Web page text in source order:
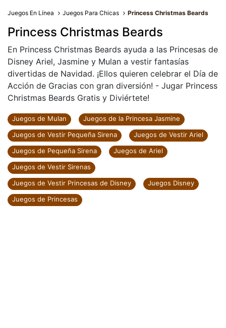
Juegos En Línea Juegos Para Chicas Princess Christmas Beards
Princess Christmas Beards
En Princess Christmas Beards ayuda a las Princesas de
Disney Ariel, Jasmine y Mulan a vestir fantasías
divertidas de Navidad. ¡Ellos quieren celebrar el Día de
Acción de Gracias con gran diversión! - Jugar Princess
Christmas Beards Gratis y Diviértete!
Juegos de Mulan
Juegos de la Princesa Jasmine
Juegos de Vestir Pequeña Sirena
Juegos de Vestir Ariel
Juegos de Pequeña Sirena
Juegos de Ariel
Juegos de Vestir Sirenas
Juegos de Vestir Princesas de Disney
Juegos Disney
Juegos de Princesas